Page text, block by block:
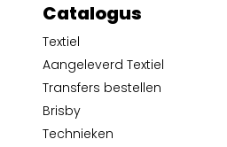
Catalogus
Textiel
Aangeleverd Textiel
Transfers bestellen
Brisby
Technieken